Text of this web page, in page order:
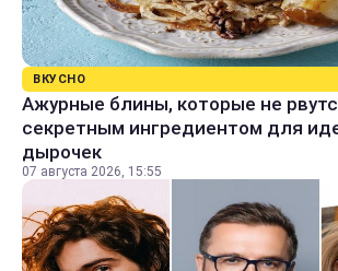
ВКУСНО
Ажурные блины, которые не
секретным ингредиентом для
дырочек
07 августа 2026, 15:55